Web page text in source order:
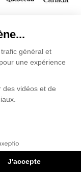
Hydro-Québec / Les
Corporation du